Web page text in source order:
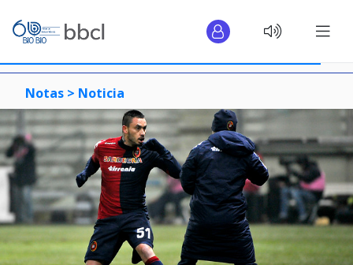
Notas > Noticia